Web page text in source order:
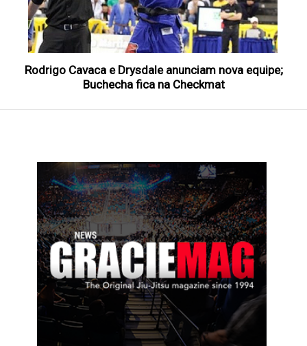
Rodrigo Cavaca e Drysdale anunciam nova equipe;
Buchecha fica na Checkmat